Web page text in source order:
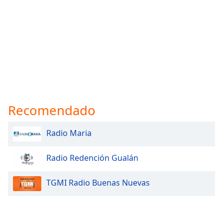
Recomendado
Radio Maria
Radio Redención Gualán
TGMI Radio Buenas Nuevas